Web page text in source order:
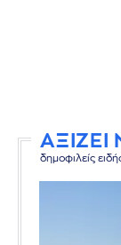
δημοφιλείς